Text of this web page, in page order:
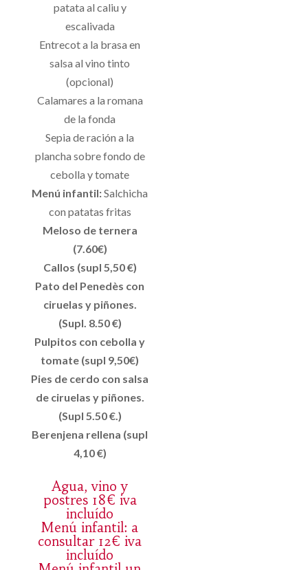
patata al caliu y
escalivada
Entrecot a la brasa en
salsa al vino tinto
(opcional)
Calamares a la romana
de la fonda
Sepia de ración a la
plancha sobre fondo de
cebolla y tomate
Menú infantil:Salchicha
con patatas fritas
Meloso de ternera
(7.60€)
Callos (supl 5,50 €)
Pato del Penedès con
ciruelas y piñones.
(Supl. 8.50 €)
Pulpitos con cebolla y
tomate (supl 9,50€)
Pies de cerdo con salsa
de ciruelas y piñones.
(Supl 5.50 €.)
Berenjena rellena (supl
4,10 €)
Agua, vino y
postres 18€ iva
incluído
Menú infantil: a
consultar 12€ iva
incluído